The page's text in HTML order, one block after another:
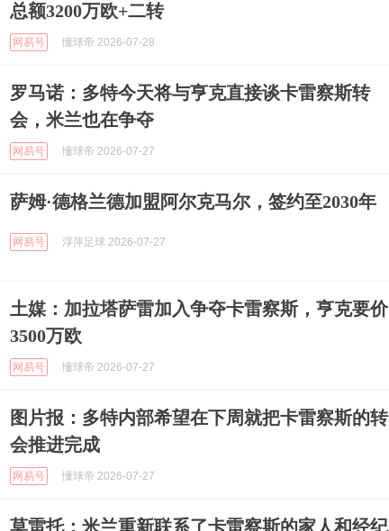
总额3200万欧+二转
网易号 懂球帝 2026-07-28
罗马诺：多特今天将与亨克直接谈卡雷察斯转
会，米兰也在争夺
网易号 懂球帝 2026-07-27
萨姆·德格兰德加盟阿尔克马尔，签约至2030年
网易号 浮萍足球 2026-07-27
土媒：加拉塔萨雷加入争夺卡雷察斯，亨克要价
3500万欧
网易号 懂球帝 2026-07-27
图片报：多特内部希望在下周就把卡雷察斯的转
会推进完成
网易号 懂球帝 2026-07-27
莫雷托：米兰重新联系了卡雷察斯的家人和经纪